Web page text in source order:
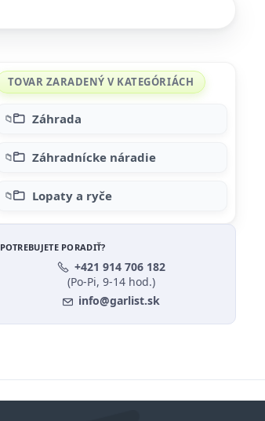
TOVAR ZARADENÝ V KATEGÓRIÁCH
Záhrada
Záhradnícke náradie
Lopaty a ryče
POTREBUJETE PORADIŤ?
+421 914 706 182
(Po-Pi, 9-14 hod.)
info@garlist.sk